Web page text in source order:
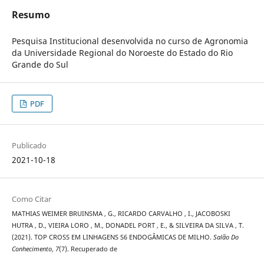
Resumo
Pesquisa Institucional desenvolvida no curso de Agronomia
da Universidade Regional do Noroeste do Estado do Rio
Grande do Sul
PDF
Publicado
2021-10-18
Como Citar
MATHIAS WEIMER BRUINSMA , G., RICARDO CARVALHO , I., JACOBOSKI
HUTRA , D., VIEIRA LORO , M., DONADEL PORT , E., & SILVEIRA DA SILVA , T.
(2021). TOP CROSS EM LINHAGENS S6 ENDOGÂMICAS DE MILHO. Salão Do
Conhecimento, 7(7). Recuperado de